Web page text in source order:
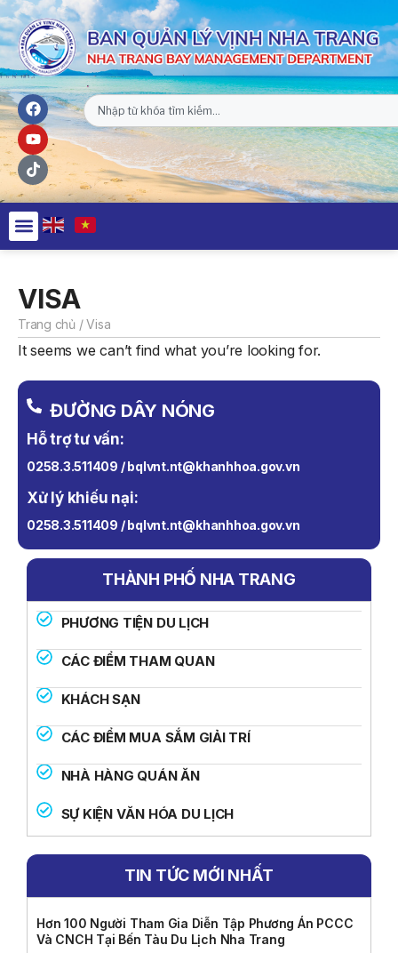
VISA
Trang chủ /Visa
It seems we can’t find what you’re looking for.
ĐƯỜNG DÂY NÓNG
Hỗ trợ tư vấn:
0258.3.511409 / bqlvnt.nt@khanhhoa.gov.vn
Xử lý khiếu nại:
0258.3.511409 / bqlvnt.nt@khanhhoa.gov.vn
THÀNH PHỐ NHA TRANG
PHƯƠNG TIỆN DU LỊCH
CÁC ĐIỂM THAM QUAN
KHÁCH SẠN
CÁC ĐIỂM MUA SẮM GIẢI TRÍ
NHÀ HÀNG QUÁN ĂN
SỰ KIỆN VĂN HÓA DU LỊCH
TIN TỨC MỚI NHẤT
Hơn 100 Người Tham Gia Diễn Tập Phương Án PCCC
Và CNCH Tại Bến Tàu Du Lịch Nha Trang